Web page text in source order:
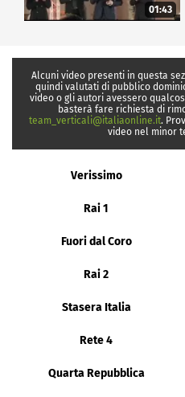
01:43
Alcuni video presenti in questa
quindi valutati di pubblico
video o gli autori avessero
basterà fare richiesta di
team_verticali@italiaonline.it.
video nel minor
Verissimo
Rai 1
Fuori dal Coro
Rai 2
Stasera Italia
Rete 4
Quarta Repubblica